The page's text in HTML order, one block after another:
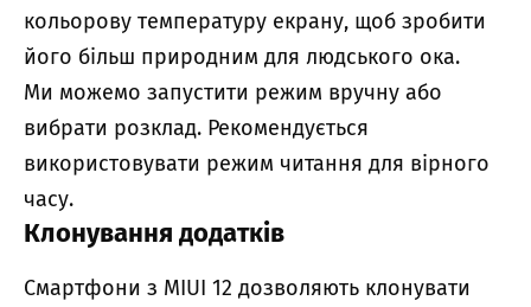
кольорову температуру екрану, щоб зробити
його більш природним для людського ока.
Ми можемо запустити режим вручну або
вибрати розклад. Рекомендується
використовувати режим читання для вірного
часу.
Клонування додатків
Смартфони з MIUI 12 дозволяють клонувати